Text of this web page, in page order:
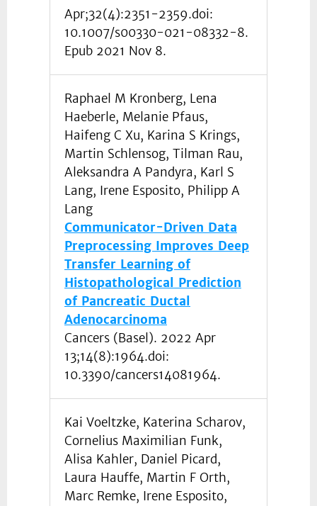
Apr;32(4):2351-2359.doi:
10.1007/s00330-021-08332-8.
Epub 2021 Nov 8.
Raphael M Kronberg, Lena
Haeberle, Melanie Pfaus,
Haifeng C Xu, Karina S Krings,
Martin Schlensog, Tilman Rau,
Aleksandra A Pandyra, Karl S
Lang, Irene Esposito, Philipp A
Lang
Communicator-Driven Data
Preprocessing Improves Deep
Transfer Learning of
Histopathological Prediction
of Pancreatic Ductal
Adenocarcinoma
Cancers (Basel). 2022 Apr
13;14(8):1964.doi:
10.3390/cancers14081964.
Kai Voeltzke, Katerina Scharov,
Cornelius Maximilian Funk,
Alisa Kahler, Daniel Picard,
Laura Hauffe, Martin F Orth,
Marc Remke, Irene Esposito,